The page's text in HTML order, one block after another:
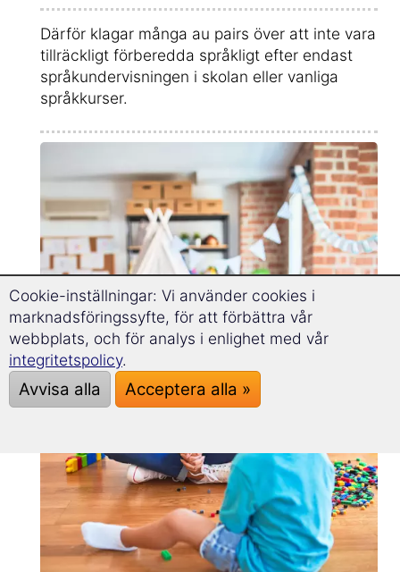
Därför klagar många au pairs över att inte vara
tillräckligt förberedda språkligt efter endast
språkundervisningen i skolan eller vanliga
språkkurser.
Cookie-inställningar: Vi använder cookies i
marknadsföringssyfte, för att förbättra vår
webbplats, och för analys i enlighet med vår
integritetspolicy.
Avvisa alla Acceptera alla »